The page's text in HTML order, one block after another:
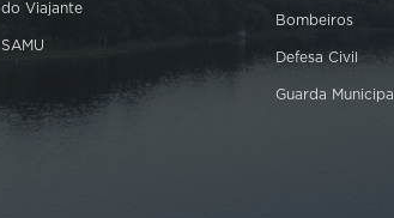
do Viajante
SAMU
Bombeiros
Defesa Civil
Guarda Municipal